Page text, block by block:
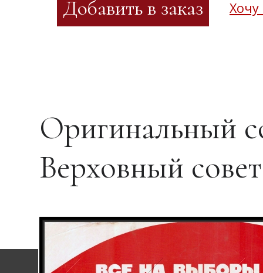
Хочу
Оригинальный
Верховный